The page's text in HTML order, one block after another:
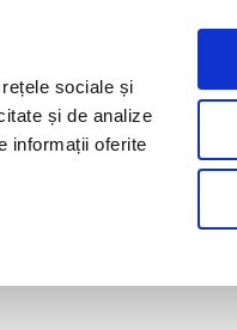
sociale și
și de analize
informații oferite